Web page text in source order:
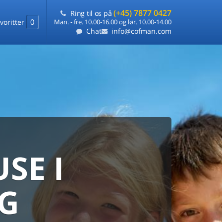
0
Ring til os på (+45) 7877 0427
Man. - fre. 10.00-16.00 og lør. 10.00-14.00
Chat info@cofman.com
I
laveste pris
ét sted